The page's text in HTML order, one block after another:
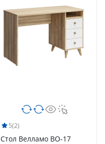
5(2)
Стол Велламо ВО-17